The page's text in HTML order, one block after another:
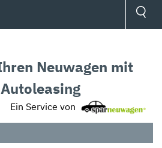
Neuwagen mit
Ein Service von